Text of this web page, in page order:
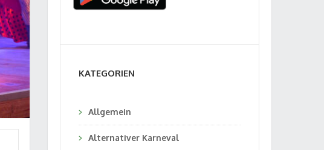
KATEGORIEN
Allgemein
Alternativer Karneval